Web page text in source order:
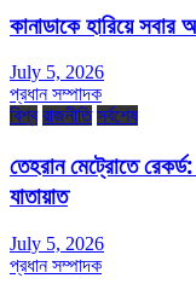
কানাডাকে হারিয়ে
July 5, 2026
প্রধান সম্পাদক
বিশ্ব রাজনীতি সর্বশেষ
তেহরান মেট্রোতে
যাতায়াত
July 5, 2026
প্রধান সম্পাদক